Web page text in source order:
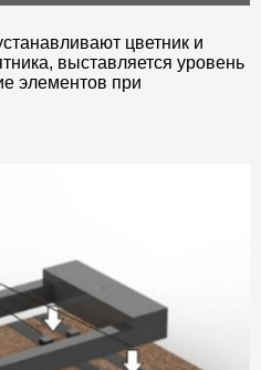
цветник и
выставляется уровень
элементов при